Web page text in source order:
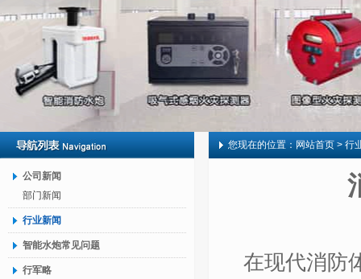
公司新闻
部门新闻
行业新闻
智能水炮常见问题
行军略
您现在的位置： 网站首页 > 行
在现代消防